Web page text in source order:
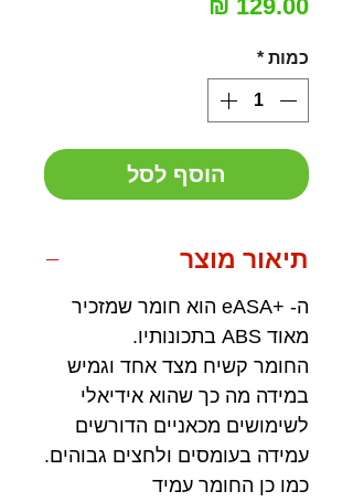
כמות *
הוסף לסל
תיאור מוצר
ה- +eASA הוא חומר שמזכיר
מאוד ABS בתכונותיו.
החומר קשיח מצד אחד וגמיש
במידה מה כך שהוא אידיאלי
לשימושים מכאניים הדורשים
עמידה בעומסים ולחצים גבוהים.
כמו כן החומר עמיד